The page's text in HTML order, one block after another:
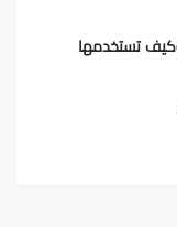
تستخدمها